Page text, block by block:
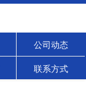
公司动态
联系方式